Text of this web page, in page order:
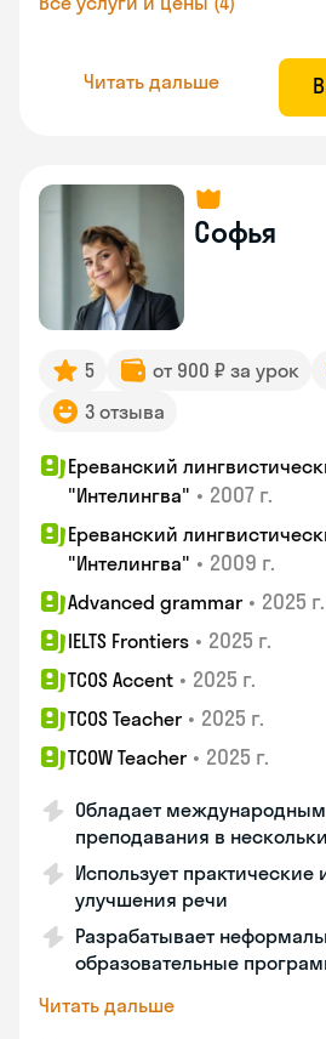
Читать дальше
Софья
5 от 900 ₽ за урок
3 отзыва
Ереванский
"Интелингва" • 2007 г.
Ереванский
"Интелингва" • 2009 г.
Advanced grammar • 2025 г.
IELTS Frontiers • 2025 г.
TCOS Accent • 2025 г.
TCOS Teacher • 2025 г.
TCOW Teacher • 2025 г.
Обладает
преподавания в
Использует
улучшения речи
Разрабатывает
образовательные
Читать дальше